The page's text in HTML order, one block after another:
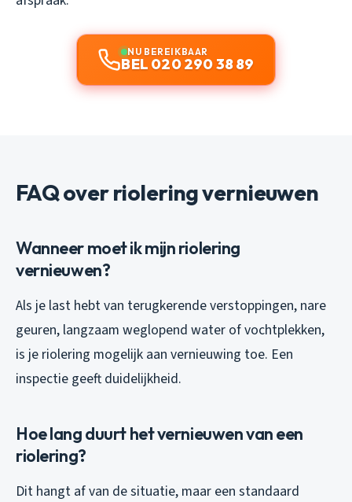
NU BEREIKBAAR
BEL 020 290 38 89
FAQ over riolering vernieuwen
Wanneer moet ik mijn riolering
vernieuwen?
Als je last hebt van terugkerende verstoppingen, nare
geuren, langzaam weglopend water of vochtplekken,
is je riolering mogelijk aan vernieuwing toe. Een
inspectie geeft duidelijkheid.
Hoe lang duurt het vernieuwen van een
riolering?
Dit hangt af van de situatie, maar een standaard